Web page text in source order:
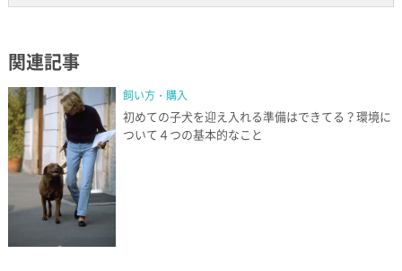
関連記事
飼い方・購入
初めての子犬を迎え入れる準備はできてる？環境に
ついて４つの基本的なこと